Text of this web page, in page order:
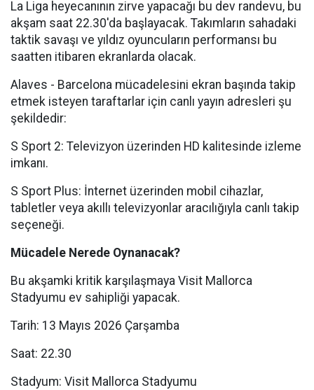
La Liga heyecanının zirve yapacağı bu dev randevu, bu
akşam saat 22.30'da başlayacak. Takımların sahadaki
taktik savaşı ve yıldız oyuncuların performansı bu
saatten itibaren ekranlarda olacak.
Alaves - Barcelona mücadelesini ekran başında takip
etmek isteyen taraftarlar için canlı yayın adresleri şu
şekildedir:
S Sport 2: Televizyon üzerinden HD kalitesinde izleme
imkanı.
S Sport Plus: İnternet üzerinden mobil cihazlar,
tabletler veya akıllı televizyonlar aracılığıyla canlı takip
seçeneği.
Mücadele Nerede Oynanacak?
Bu akşamki kritik karşılaşmaya Visit Mallorca
Stadyumu ev sahipliği yapacak.
Tarih: 13 Mayıs 2026 Çarşamba
Saat: 22.30
Stadyum: Visit Mallorca Stadyumu